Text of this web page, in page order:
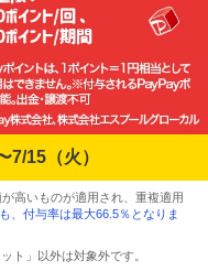
7/15（火）
高いものが適用され、重複適用
、付与率は最大66.5％となりま
ト」以外は対象外です。